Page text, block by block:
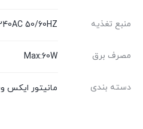
منبع تغذیه 50/60HZ
مصرف برق Max:60W
دسته بندی مانیتور ایکس